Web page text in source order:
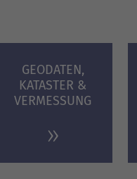
GEODATEN,
KATASTER &
VERMESSUNG